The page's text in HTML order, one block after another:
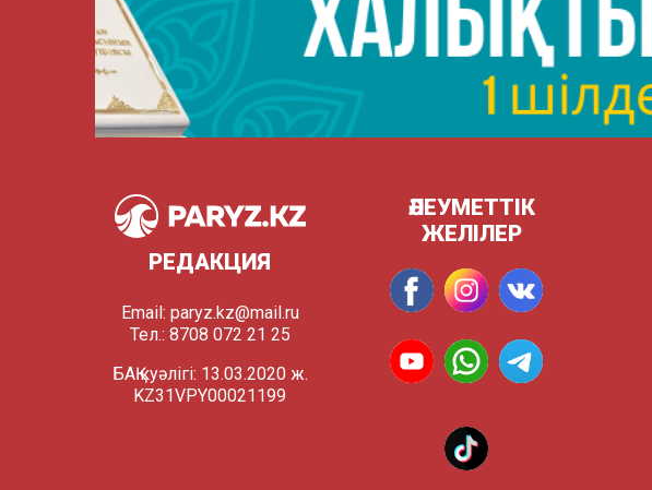
РЕДАКЦИЯ
Email: paryz.kz@mail.ru
Тел.: 8708 072 21 25
БАҚ куәлігі: 13.03.2020 ж.
KZ31VPY00021199
ӘЛЕУМЕТТІК
ЖЕЛІЛЕР